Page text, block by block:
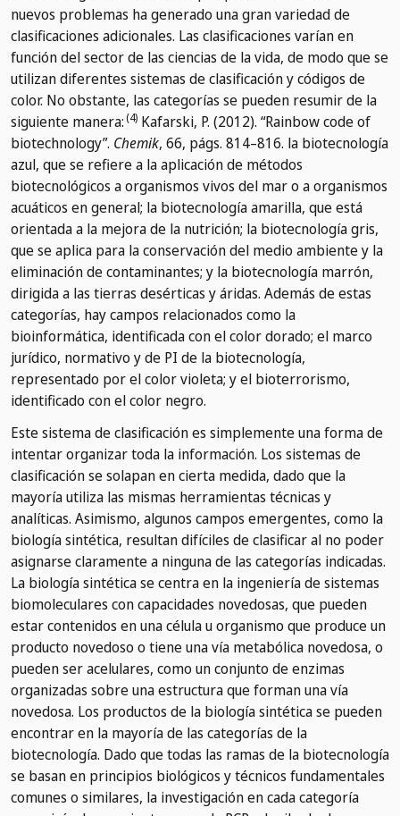
nuevos problemas ha generado una gran variedad de
clasificaciones adicionales. Las clasificaciones varían en
función del sector de las ciencias de la vida, de modo que se
utilizan diferentes sistemas de clasificación y códigos de
color. No obstante, las categorías se pueden resumir de la
siguiente manera:(4) Kafarski, P. (2012). “Rainbow code of
biotechnology”. Chemik, 66, págs. 814–816. la biotecnología
azul, que se refiere a la aplicación de métodos
biotecnológicos a organismos vivos del mar o a organismos
acuáticos en general; la biotecnología amarilla, que está
orientada a la mejora de la nutrición; la biotecnología gris,
que se aplica para la conservación del medio ambiente y la
eliminación de contaminantes; y la biotecnología marrón,
dirigida a las tierras desérticas y áridas. Además de estas
categorías, hay campos relacionados como la
bioinformática, identificada con el color dorado; el marco
jurídico, normativo y de PI de la biotecnología,
representado por el color violeta; y el bioterrorismo,
identificado con el color negro.
Este sistema de clasificación es simplemente una forma de
intentar organizar toda la información. Los sistemas de
clasificación se solapan en cierta medida, dado que la
mayoría utiliza las mismas herramientas técnicas y
analíticas. Asimismo, algunos campos emergentes, como la
biología sintética, resultan difíciles de clasificar al no poder
asignarse claramente a ninguna de las categorías indicadas.
La biología sintética se centra en la ingeniería de sistemas
biomoleculares con capacidades novedosas, que pueden
estar contenidos en una célula u organismo que produce un
producto novedoso o tiene una vía metabólica novedosa, o
pueden ser acelulares, como un conjunto de enzimas
organizadas sobre una estructura que forman una vía
novedosa. Los productos de la biología sintética se pueden
encontrar en la mayoría de las categorías de la
biotecnología. Dado que todas las ramas de la biotecnología
se basan en principios biológicos y técnicos fundamentales
comunes o similares, la investigación en cada categoría